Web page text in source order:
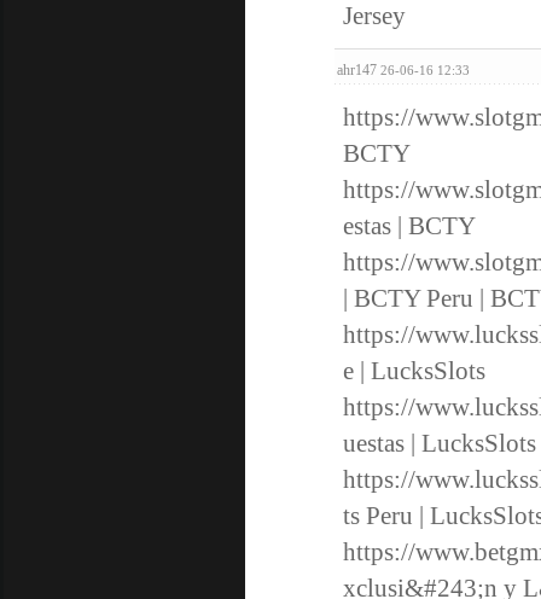
Jersey
ahr147 26-06-16 12:33
https://
BCTY
https://
estas | BCTY
https://
| BCTY Peru |
https://
e | LucksSlots
https://
uestas | LucksSlots
https://
ts Peru |
https://
xclusi&#243;n y